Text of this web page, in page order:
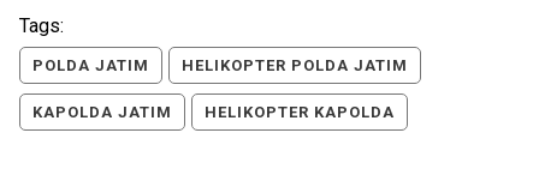
Tags:
POLDA JATIM HELIKOPTER POLDA JATIM
KAPOLDA JATIM HELIKOPTER KAPOLDA